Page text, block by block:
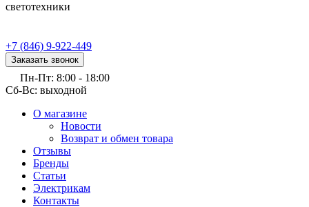
светотехники
+7 (846) 9-922-449
Заказать звонок
Пн-Пт: 8:00 - 18:00
Сб-Вс: выходной
О магазине
Новости
Возврат и обмен товара
Отзывы
Бренды
Статьи
Электрикам
Контакты